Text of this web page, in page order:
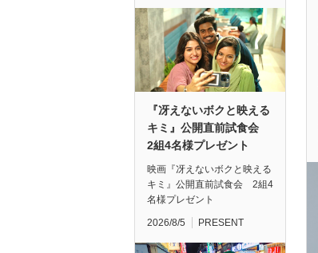
『冴えないボクと映える
キミ』公開直前試食会
2組4名様プレゼント
映画『冴えないボクと映える
キミ』公開直前試食会 2組4
名様プレゼント
2026/8/5 PRESENT